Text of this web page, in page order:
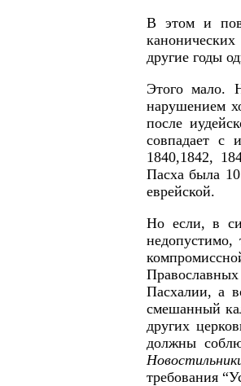
В этом и
другие годы
Этого мало.
нарушением
после
совпадает с
1840,1842,
Пасха была
еврейской.
Но если, в
недопустимо,
Пасхалии, а
смешанный
других
должны
требования